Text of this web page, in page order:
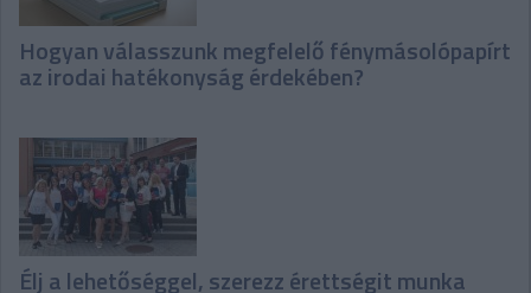
Hogyan válasszunk megfelelő fénymásolópapírt
az irodai hatékonyság érdekében?
Élj a lehetőséggel, szerezz érettségit munka